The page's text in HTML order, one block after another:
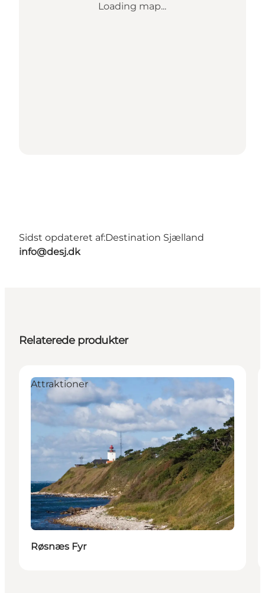
Loading map...
Sidst opdateret af:Destination Sjælland
info@desj.dk
Relaterede produkter
Attraktioner
Røsnæs Fyr